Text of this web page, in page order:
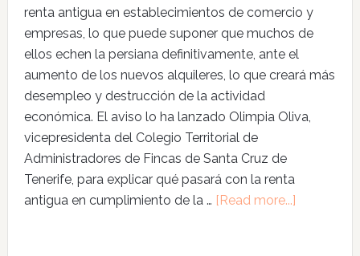
renta antigua en establecimientos de comercio y
empresas, lo que puede suponer que muchos de
ellos echen la persiana definitivamente, ante el
aumento de los nuevos alquileres, lo que creará más
desempleo y destrucción de la actividad
económica. El aviso lo ha lanzado Olimpia Oliva,
vicepresidenta del Colegio Territorial de
Administradores de Fincas de Santa Cruz de
Tenerife, para explicar qué pasará con la renta
antigua en cumplimiento de la … [Read more...]